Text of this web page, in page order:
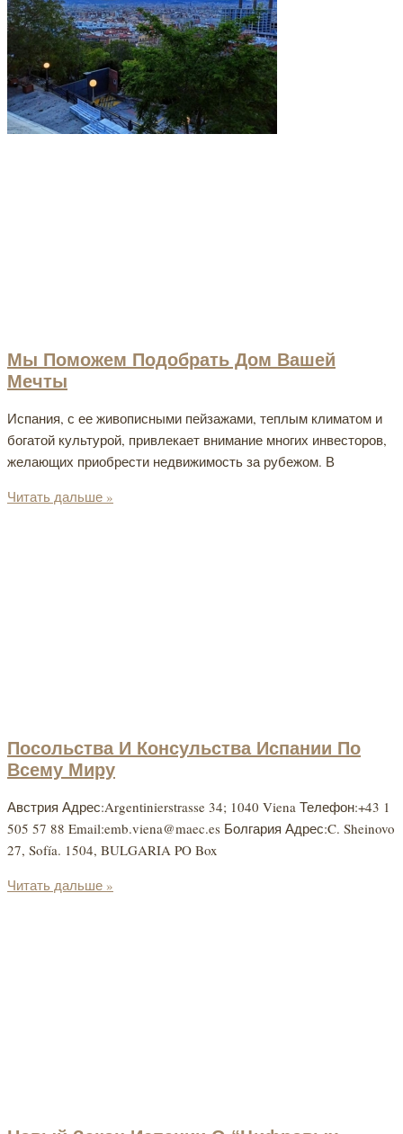
Мы Поможем Подобрать Дом Вашей
Мечты
Испания, с ее живописными пейзажами, теплым климатом и
богатой культурой, привлекает внимание многих инвесторов,
желающих приобрести недвижимость за рубежом. В
Читать дальше »
Посольства И Консульства Испании По
Всему Миру
Австрия Адрес:Argentinie​rstrasse 34; 1040 Viena Телефон:+43 1
505 57 88 Email:emb.viena@maec.es Болгария Адрес:C. Sheinovo
27, Sofía. 1504, BULGARIA PO Box
Читать дальше »